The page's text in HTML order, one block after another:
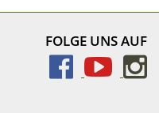
FOLGE UNS AUF